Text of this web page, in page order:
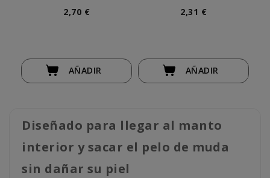
2,70 €
AÑADIR
2,31 €
AÑADIR
Diseñado para llegar al manto
interior y sacar el pelo de muda
sin dañar su piel